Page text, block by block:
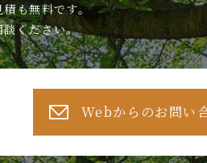
も無料です。
ください。
Webからのお問い